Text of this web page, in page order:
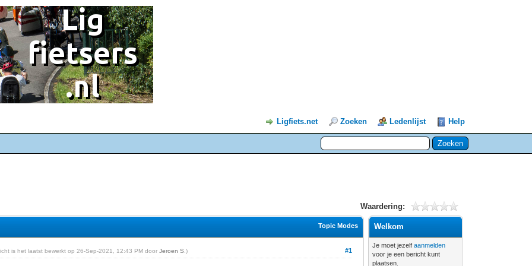
Ligfiets.net Zoeken Ledenlijst Help
Waardering:
Topic Modes
#1
is het laatst bewerkt op 26-Sep-2021, 12:43 PM doorJeroen S .)
Welkom
Je moet jezelfaanmelden
voor je een bericht kunt
plaatsen.